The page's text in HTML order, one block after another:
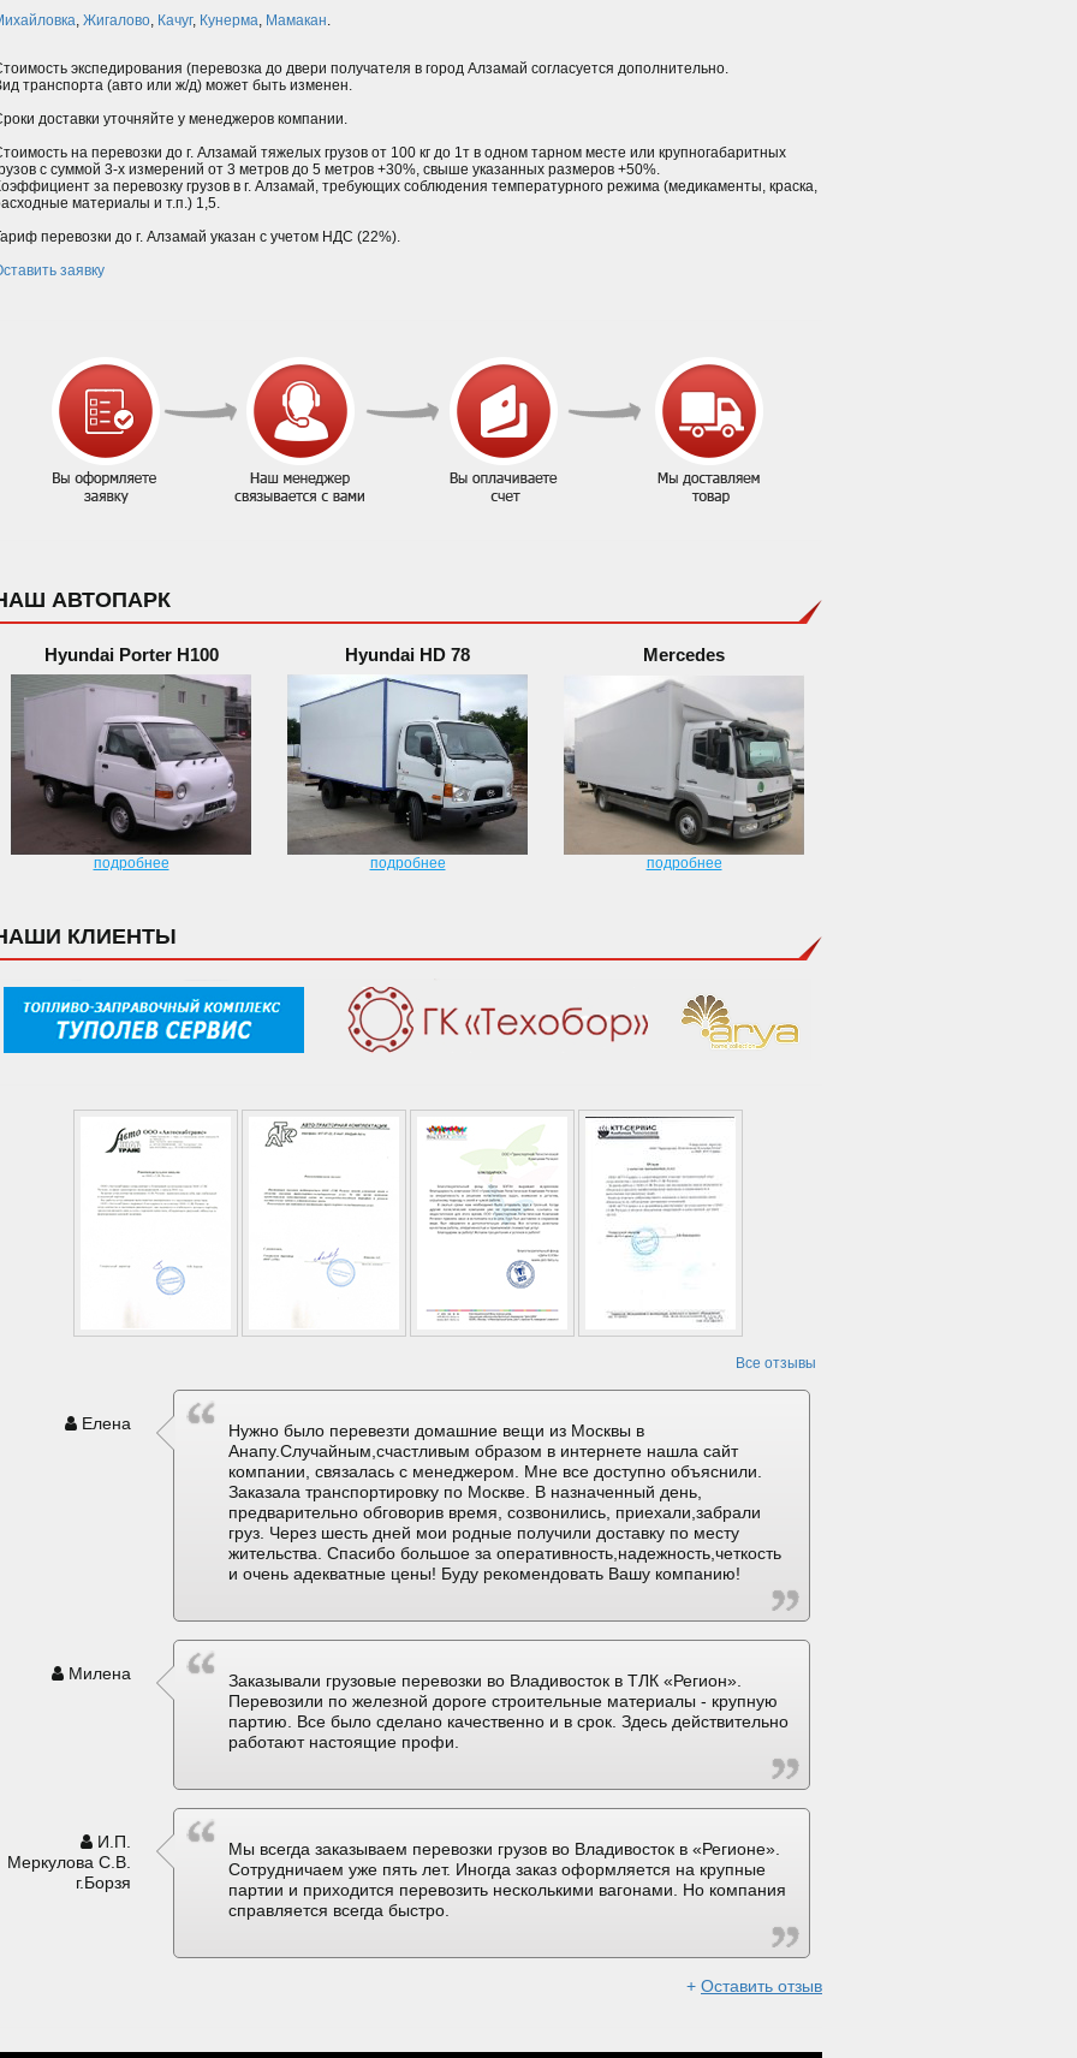
, Жигалово, Качуг, Кунерма, Мамакан.
экспедирования (перевозка до двери получателя в город Алзамай согласуется дополнительно.
транспорта (авто или ж/д) может быть изменен.
доставки уточняйте у менеджеров компании.
на перевозки до г. Алзамай тяжелых грузов от 100 кг до 1т в одном тарном месте или крупногабаритных
с суммой 3-х измерений от 3 метров до 5 метров +30%, свыше указанных размеров +50%.
за перевозку грузов в г. Алзамай, требующих соблюдения температурного режима (медикаменты, краска,
материалы и т.п.) 1,5.
перевозки до г. Алзамай указан с учетом НДС (22%).
заявку
АВТОПАРК
Hyundai Porter H100
подробнее
Hyundai HD 78
подробнее
Mercedes
подробнее
КЛИЕНТЫ
Все отзывы
Елена
Нужно было перевезти домашние вещи из Москвы в
Анапу.Случайным,счастливым образом в интернете нашла сайт
компании, связалась с менеджером. Мне все доступно объяснили.
Заказала транспортировку по Москве. В назначенный день,
предварительно обговорив время, созвонились, приехали,забрали
груз. Через шесть дней мои родные получили доставку по месту
жительства. Спасибо большое за оперативность,надежность,четкость
и очень адекватные цены! Буду рекомендовать Вашу компанию!
Милена
Заказывали грузовые перевозки во Владивосток в ТЛК «Регион».
Перевозили по железной дороге строительные материалы - крупную
партию. Все было сделано качественно и в срок. Здесь действительно
работают настоящие профи.
И.П.
Меркулова С.В.
г.Борзя
Мы всегда заказываем перевозки грузов во Владивосток в «Регионе».
Сотрудничаем уже пять лет. Иногда заказ оформляется на крупные
партии и приходится перевозить несколькими вагонами. Но компания
справляется всегда быстро.
+ Оставить отзыв